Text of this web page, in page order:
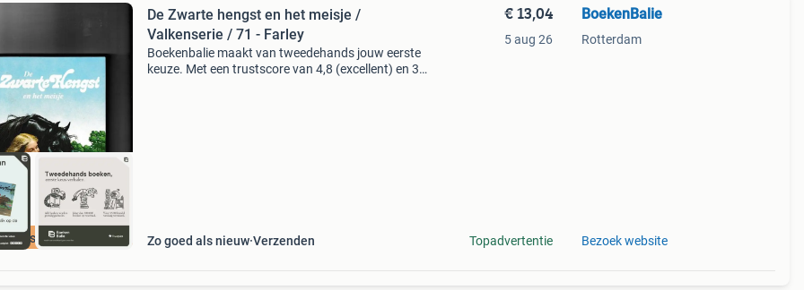
prijs
De Zwarte hengst en het meisje /
Valkenserie / 71 - Farley
Boekenbalie maakt van tweedehands jouw eerste
keuze. Met een trustscore van 4,8 (excellent) en 30
Zo goed als nieuw Verzenden
€ 13,04
5 aug 26
Topadvertentie
BoekenBalie
Rotterdam
Bezoek website